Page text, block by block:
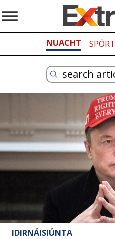
NUACHT SPÓRT
IDIRNÁISIÚNTA